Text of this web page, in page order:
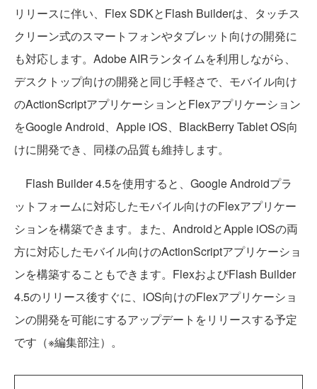
リリースに伴い、Flex SDKとFlash Builderは、タッチス
クリーン式のスマートフォンやタブレット向けの開発に
も対応します。Adobe AIRランタイムを利用しながら、
デスクトップ向けの開発と同じ手軽さで、モバイル向け
のActionScriptアプリケーションとFlexアプリケーション
をGoogle Android、Apple iOS、BlackBerry Tablet OS向
けに開発でき、同様の品質も維持します。
Flash Builder 4.5を使用すると、Google Androidプラ
ットフォームに対応したモバイル向けのFlexアプリケー
ションを構築できます。また、AndroidとApple iOSの両
方に対応したモバイル向けのActionScriptアプリケーショ
ンを構築することもできます。FlexおよびFlash Builder
4.5のリリース後すぐに、iOS向けのFlexアプリケーショ
ンの開発を可能にするアップデートをリリースする予定
です（※編集部注）。